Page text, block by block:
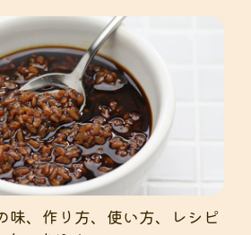
味、作り方、使い方、レシピ